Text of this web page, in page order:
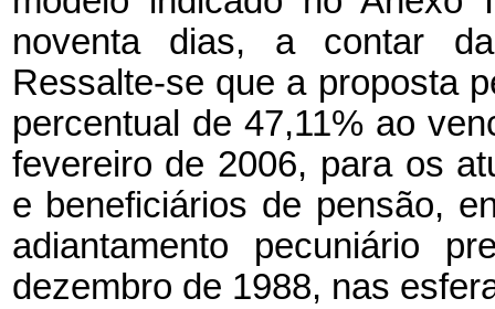
noventa dias, a contar
Ressalte-se que a proposta
percentual de 47,11% ao
fevereiro de 2006, para os
e beneficiários de pensão,
adiantamento pecuniário
dezembro de 1988, nas